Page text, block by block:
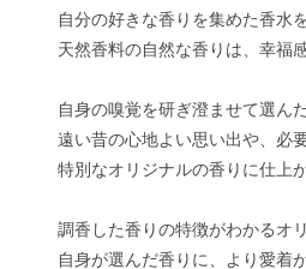
自分の好きな香りを集めた香水
天然香料の自然な香りは、幸福
自身の嗅覚を研ぎ澄ませて選ん
遠い昔の心地よい思い出や、必
特別なオリジナルの香りに仕上
調香した香りの特徴がわかるオ
自身が選んだ香りに、より愛着